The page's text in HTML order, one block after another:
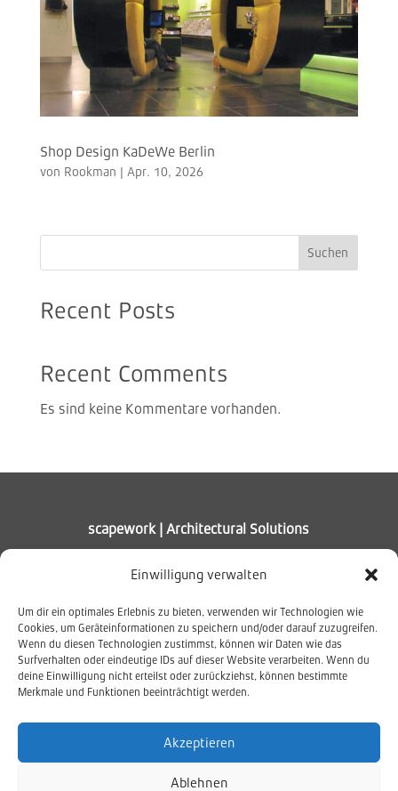
Einwilligung verwalten
Um dir ein optimales Erlebnis zu bieten, verwenden wir Technologien wie
Cookies, um Geräteinformationen zu speichern und/oder darauf zuzugreifen.
Wenn du diesen Technologien zustimmst, können wir Daten wie das
Surfverhalten oder eindeutige IDs auf dieser Website verarbeiten. Wenn du
deine Einwilligung nicht erteilst oder zurückziehst, können bestimmte
Merkmale und Funktionen beeinträchtigt werden.
Akzeptieren
Ablehnen
Shop Design KaDeWe Berlin
von Rookman | Apr. 10, 2026
Suchen
Recent Posts
Recent Comments
Es sind keine Kommentare vorhanden.
scapework | Architectural Solutions
Muldenhammer – Deutschland
info@scapework.de
Netzwerk
Impressum
Datenschutz